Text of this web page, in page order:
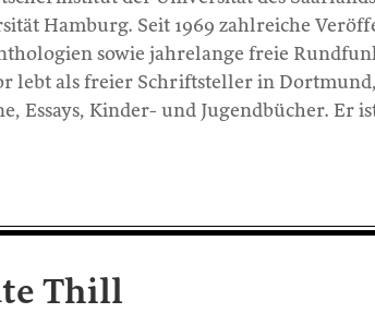
Hamburg. Seit 1969 zahlreiche
sowie jahrelange freie
lebt als freier Schriftsteller in
Essays, Kinder- und Jugendbücher. Er
Thill